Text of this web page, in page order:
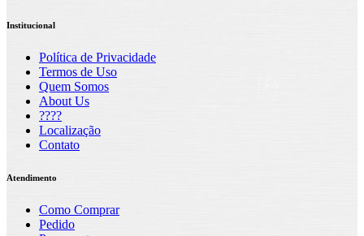
Institucional
Política de Privacidade
Termos de Uso
Quem Somos
About Us
????
Localização
Contato
Atendimento
Como Comprar
Pedido